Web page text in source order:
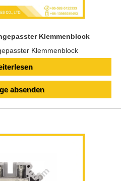
Klemmenblock
Klemmenblock
absenden